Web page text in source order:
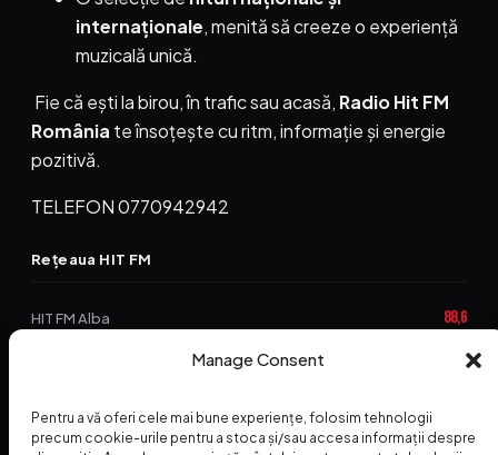
Manage Consent
Pentru a vă oferi cele mai bune experiențe, folosim tehnologii
precum cookie-urile pentru a stoca și/sau accesa informații despre
internaționale, menită să creeze o experiență
muzicală unică.
Fie că ești la birou, în trafic sau acasă, Radio Hit FM
România te însoțește cu ritm, informație și energie
pozitivă.
TELEFON 0770942942
Rețeaua HIT FM
HIT FM Alba 88,6
94,2
HIT FM Abrud 94,3